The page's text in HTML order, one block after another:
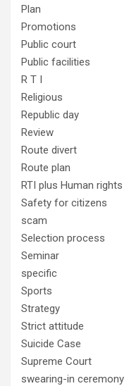
Plan
Promotions
Public court
Public facilities
R T I
Religious
Republic day
Review
Route divert
Route plan
RTI plus Human rights
Safety for citizens
scam
Selection process
Seminar
specific
Sports
Strategy
Strict attitude
Suicide Case
Supreme Court
swearing-in ceremony